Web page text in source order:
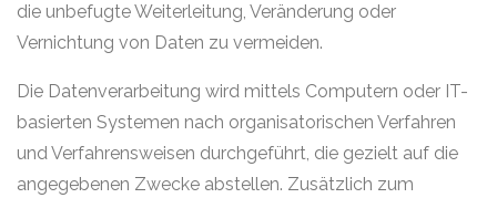
die unbefugte Weiterleitung, Veränderung oder
Vernichtung von Daten zu vermeiden.
Die Datenverarbeitung wird mittels Computern oder IT-
basierten Systemen nach organisatorischen Verfahren
und Verfahrensweisen durchgeführt, die gezielt auf die
angegebenen Zwecke abstellen. Zusätzlich zum